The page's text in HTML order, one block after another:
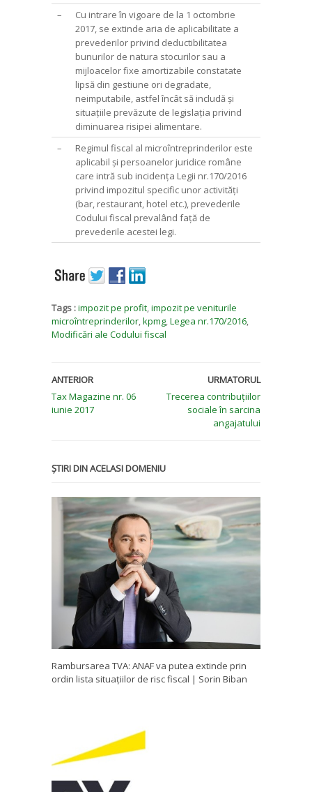
–
Cu intrare în vigoare de la 1 octombrie
2017, se extinde aria de aplicabilitate a
prevederilor privind deductibilitatea
bunurilor de natura stocurilor sau a
mijloacelor fixe amortizabile constatate
lipsă din gestiune ori degradate,
neimputabile, astfel încât să includă și
situațiile prevăzute de legislația privind
diminuarea risipei alimentare.
–
Regimul fiscal al microîntreprinderilor este
aplicabil și persoanelor juridice române
care intră sub incidența Legii nr.170/2016
privind impozitul specific unor activități
(bar, restaurant, hotel etc.), prevederile
Codului fiscal prevalând față de
prevederile acestei legi.
Tags :impozit pe profit,impozit pe veniturile
microîntreprinderilor,kpmg,Legea nr.170/2016,
Modificări ale Codului fiscal
ANTERIOR
Tax Magazine nr. 06
iunie 2017
URMATORUL
Trecerea contribuțiilor
sociale în sarcina
angajatului
ȘTIRI DIN ACELASI DOMENIU
Rambursarea TVA: ANAF va putea extinde prin
ordin lista situațiilor de risc fiscal | Sorin Biban